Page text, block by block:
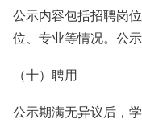
公示内容包括招聘岗
位、专业等情况。公
（十）聘用
公示期满无异议后，